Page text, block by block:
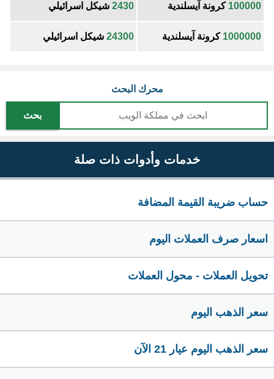
100000 كرونة آيسلندية 2430 شيكل اسرائيلي
1000000 كرونة آيسلندية 24300 شيكل اسرائيلي
محرك البحث
بحث
خدمات وأدوات ذات صلة
حساب ضريبة القيمة المضافة
اسعار صرف العملات اليوم
تحويل العملات - محول العملات
سعر الذهب اليوم
سعر الذهب اليوم عيار 21 الآن